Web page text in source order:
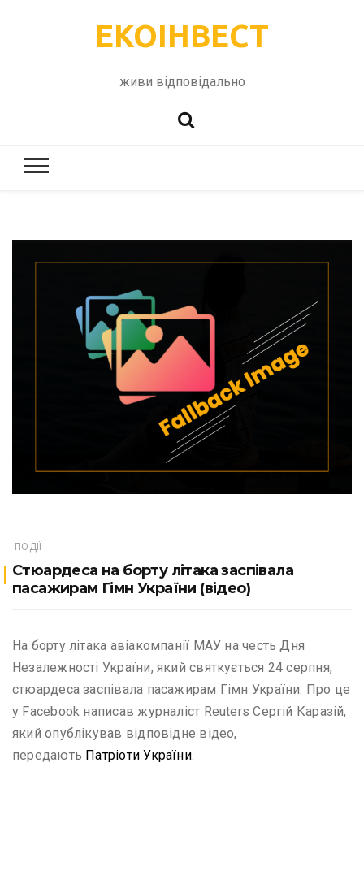
ЕКОІНВЕСТ
живи відповідально
ПОДІЇ
Стюардеса на борту літака заспівала
пасажирам Гімн України (відео)
На борту літака авіакомпанії МАУ на честь Дня
Незалежності України, який святкується 24 серпня,
стюардеса заспівала пасажирам Гімн України. Про це
у Facebook написав журналіст Reuters Сергій Каразій,
який опублікував відповідне відео,
передають Патріоти України.